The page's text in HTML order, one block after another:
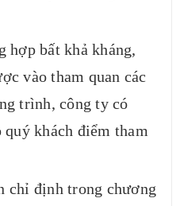
hợp bất khả kháng,
vào tham quan các
trình, công ty có
khách điểm tham
chỉ định trong chương